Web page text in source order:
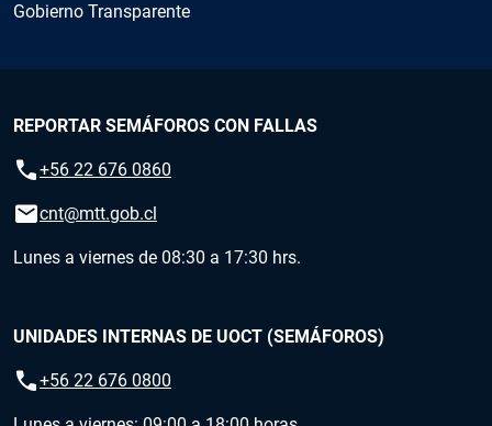
Gobierno Transparente
REPORTAR SEMÁFOROS CON FALLAS
call+56 22 676 0860
emailcnt@mtt.gob.cl
Lunes a viernes de 08:30 a 17:30 hrs.
UNIDADES INTERNAS DE UOCT (SEMÁFOROS)
call+56 22 676 0800